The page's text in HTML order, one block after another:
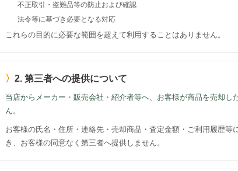
不正取引・盗難品等の防止および確認
法令等に基づき必要となる対応
これらの目的に必要な範囲を超えて利用することはありません。
2. 第三者への提供について
当店からメーカー・販売会社・紹介者等へ、お客様が商品を売却し
ん。
お客様の氏名・住所・連絡先・売却商品・査定金額・ご利用履歴等
き、お客様の同意なく第三者へ提供しません。